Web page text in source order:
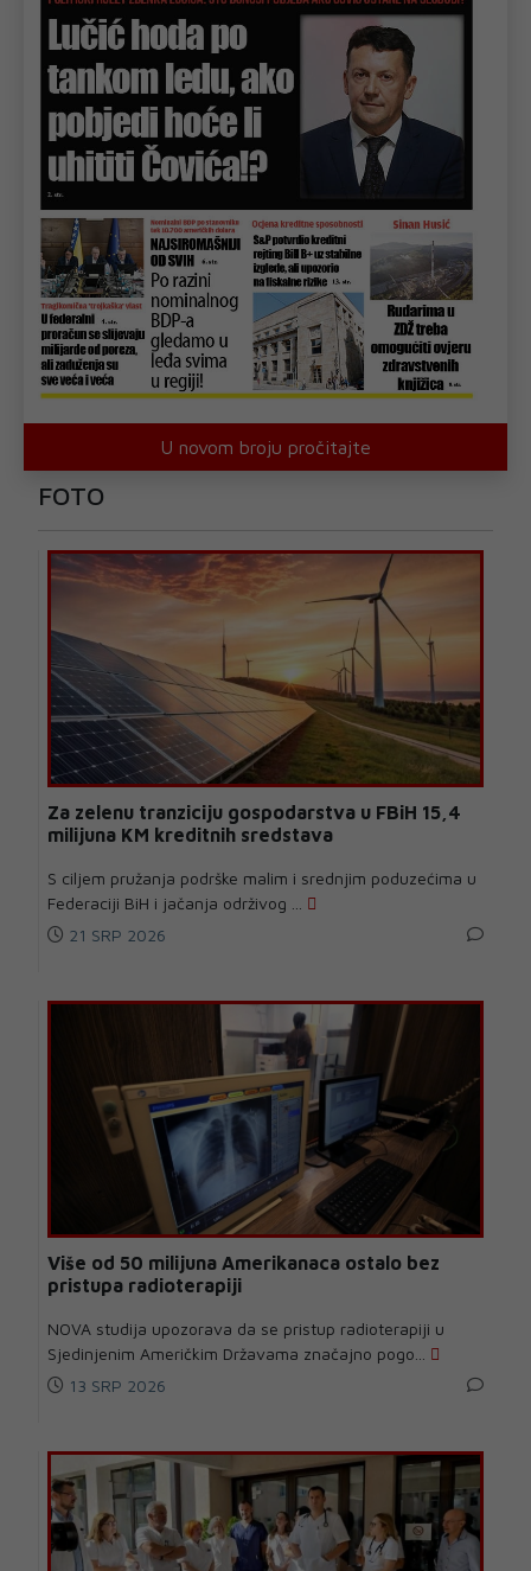
U novom broju pročitajte
FOTO
Za zelenu tranziciju gospodarstva u FBiH 15,4
milijuna KM kreditnih sredstava
S ciljem pružanja podrške malim i srednjim poduzećima u
Federaciji BiH i jačanja održivog ...
21 SRP 2026
Više od 50 milijuna Amerikanaca ostalo bez
pristupa radioterapiji
NOVA studija upozorava da se pristup radioterapiji u
Sjedinjenim Američkim Državama značajno pogo...
13 SRP 2026